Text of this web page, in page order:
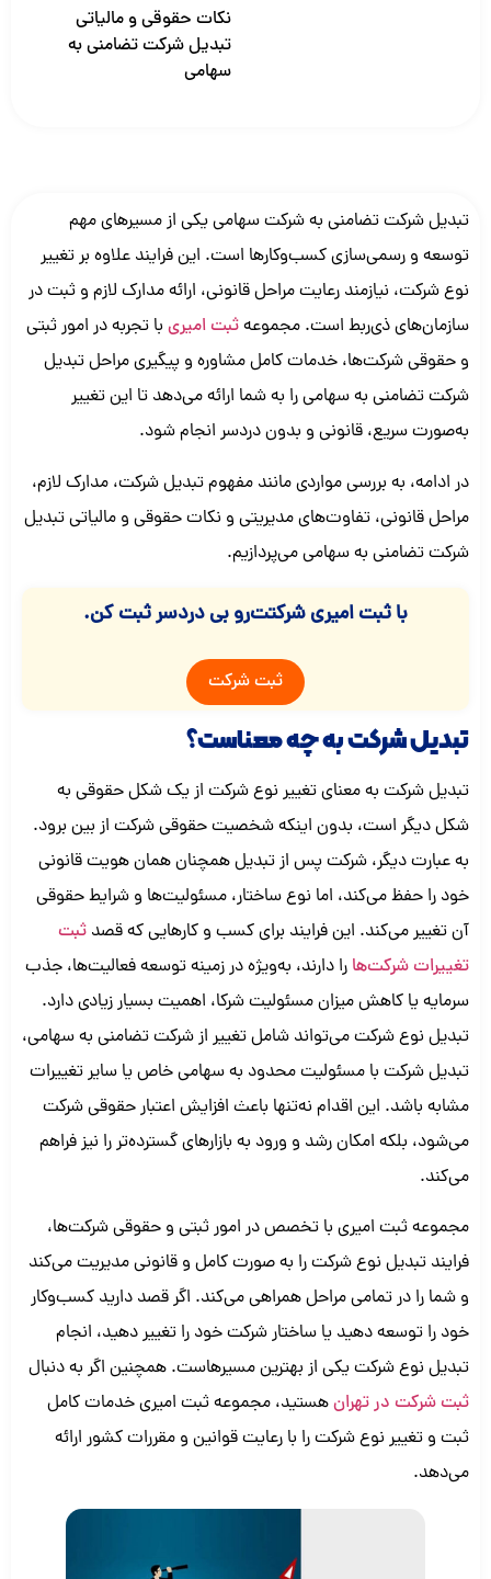
نکات حقوقی و مالیاتی
تبدیل شرکت تضامنی به
سهامی
تبدیل شرکت تضامنی به شرکت سهامی یکی از مسیرهای مهم
توسعه و رسمی‌سازی کسب‌وکارها است. این فرایند علاوه بر تغییر
نوع شرکت، نیازمند رعایت مراحل قانونی، ارائه مدارک لازم و ثبت در
سازمان‌های ذی‌ربط است. مجموعهثبت امیری با تجربه در امور ثبتی
و حقوقی شرکت‌ها، خدمات کامل مشاوره و پیگیری مراحل تبدیل
شرکت تضامنی به سهامی را به شما ارائه می‌دهد تا این تغییر
به‌صورت سریع، قانونی و بدون دردسر انجام شود.
در ادامه، به بررسی مواردی مانند مفهوم تبدیل شرکت، مدارک لازم،
مراحل قانونی، تفاوت‌های مدیریتی و نکات حقوقی و مالیاتی تبدیل
شرکت تضامنی به سهامی می‌پردازیم.
با ثبت امیری شرکتت‌رو بی دردسر ثبت کن.
ثبت شرکت
تبدیل شرکت به چه معناست؟
تبدیل شرکت به معنای تغییر نوع شرکت از یک شکل حقوقی به
شکل دیگر است، بدون اینکه شخصیت حقوقی شرکت از بین برود.
به عبارت دیگر، شرکت پس از تبدیل همچنان همان هویت قانونی
خود را حفظ می‌کند، اما نوع ساختار، مسئولیت‌ها و شرایط حقوقی
آن تغییر می‌کند. این فرایند برای کسب و کارهایی که قصد ثبت
تغییرات شرکت‌ها را دارند، به‌ویژه در زمینه توسعه فعالیت‌ها، جذب
سرمایه یا کاهش میزان مسئولیت شرکا، اهمیت بسیار زیادی دارد.
تبدیل نوع شرکت می‌تواند شامل تغییر از شرکت تضامنی به سهامی،
تبدیل شرکت با مسئولیت محدود به سهامی خاص یا سایر تغییرات
مشابه باشد. این اقدام نه‌تنها باعث افزایش اعتبار حقوقی شرکت
می‌شود، بلکه امکان رشد و ورود به بازارهای گسترده‌تر را نیز فراهم
می‌کند.
مجموعه ثبت امیری با تخصص در امور ثبتی و حقوقی شرکت‌ها،
فرایند تبدیل نوع شرکت را به صورت کامل و قانونی مدیریت می‌کند
و شما را در تمامی مراحل همراهی می‌کند. اگر قصد دارید کسب‌وکار
خود را توسعه دهید یا ساختار شرکت خود را تغییر دهید، انجام
تبدیل نوع شرکت یکی از بهترین مسیرهاست. همچنین اگر به دنبال
ثبت شرکت در تهرانهستید، مجموعه ثبت امیری خدمات کامل
ثبت و تغییر نوع شرکت را با رعایت قوانین و مقررات کشور ارائه
می‌دهد.